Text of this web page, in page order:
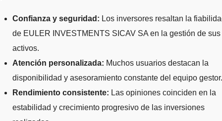
Confianza y seguridad: Los inversores resaltan la
de EULER INVESTMENTS SICAV SA en la gestión de sus
activos.
Atención personalizada: Muchos usuarios destacan la
disponibilidad y asesoramiento constante del equipo gestor.
Rendimiento consistente: Las opiniones coinciden en la
estabilidad y crecimiento progresivo de las inversiones